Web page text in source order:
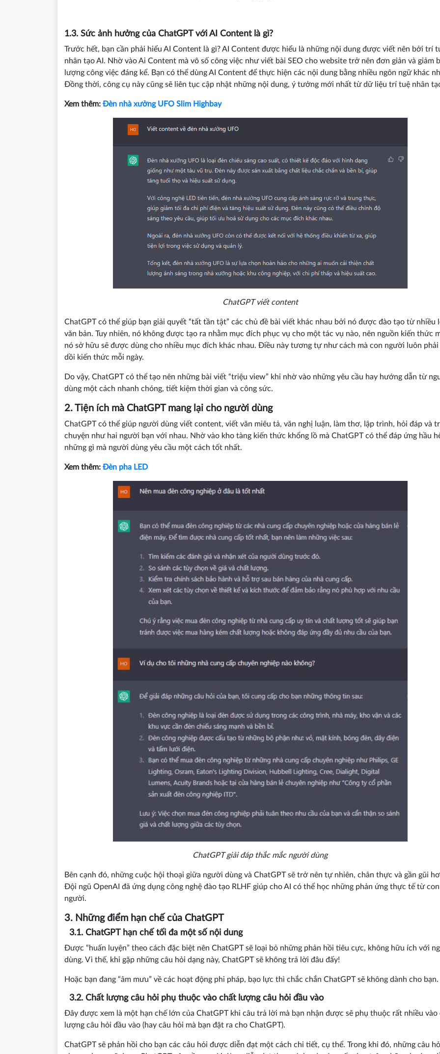
1.3. Sức ảnh hưởng của ChatGPT với AI Content là gì?
Trước hết, bạn cần phải hiểu AI Content là gì? AI Content được hiểu là những nội dung được viết nên bởi trí
nhân tạo AI. Nhờ vào Ai Content mà vô số công việc như viết bài SEO cho website trở nên đơn giản và giảm
lượng công việc đáng kể. Bạn có thể dùng AI Content để thực hiện các nội dung bằng nhiều ngôn ngữ khác
Đồng thời, công cụ này cũng sẽ liên tục cập nhật những nội dung, ý tưởng mới nhất từ dữ liệu trí tuệ nhân
Xem thêm: Đèn nhà xưởng UFO Slim Highbay
ChatGPT viết content
ChatGPT có thể giúp bạn giải quyết “tất tần tật” các chủ đề bài viết khác nhau bởi nó được đào tạo từ nhiều
văn bản. Tuy nhiên, nó không được tạo ra nhằm mục đích phục vụ cho một tác vụ nào, nên nguồn kiến thức
nó sở hữu sẽ được dùng cho nhiều mục đích khác nhau. Điều này tương tự như cách mà con người luôn
dồi kiến thức mỗi ngày.
Do vậy, ChatGPT có thể tạo nên những bài viết “triệu view” khi nhờ vào những yêu cầu hay hướng dẫn từ
dùng một cách nhanh chóng, tiết kiệm thời gian và công sức.
2. Tiện ích mà ChatGPT mang lại cho người dùng
ChatGPT có thể giúp người dùng viết content, viết văn miêu tả, văn nghị luận, làm thơ, lập trình, hỏi đáp và
chuyện như hai người bạn với nhau. Nhờ vào kho tàng kiến thức khổng lồ mà ChatGPT có thể đáp ứng hầu
những gì mà người dùng yêu cầu một cách tốt nhất.
Xem thêm: Đèn pha LED
ChatGPT giải đáp thắc mắc người dùng
Bên cạnh đó, những cuộc hội thoại giữa người dùng và ChatGPT sẽ trở nên tự nhiên, chân thực và gần gũi
Đội ngũ OpenAI đã ứng dụng công nghệ đào tạo RLHF giúp cho AI có thể học những phản ứng thực tế từ con
người.
3. Những điểm hạn chế của ChatGPT
3.1. ChatGPT hạn chế tối đa một số nội dung
Được “huấn luyện” theo cách đặc biệt nên ChatGPT sẽ loại bỏ những phản hồi tiêu cực, không hữu ích với
dùng. Vì thế, khi gặp những câu hỏi dạng này, ChatGPT sẽ không trả lời đâu đấy!
Hoặc bạn đang “âm mưu” về các hoạt động phi pháp, bạo lực thì chắc chắn ChatGPT sẽ không dành cho bạn.
3.2. Chất lượng câu hỏi phụ thuộc vào chất lượng câu hỏi đầu vào
Đây được xem là một hạn chế lớn của ChatGPT khi câu trả lời mà bạn nhận được sẽ phụ thuộc rất nhiều vào
lượng câu hỏi đầu vào (hay câu hỏi mà bạn đặt ra cho ChatGPT).
ChatGPT sẽ phản hồi cho bạn các câu hỏi được diễn đạt một cách chi tiết, cụ thể. Trong khi đó, những câu